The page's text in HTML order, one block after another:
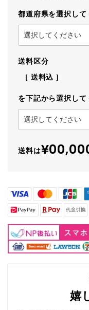
都道府県を選択して
送料区分
送料込
を下記から選択して
送料は
嬉